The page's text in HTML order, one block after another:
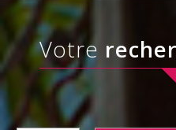
Votre